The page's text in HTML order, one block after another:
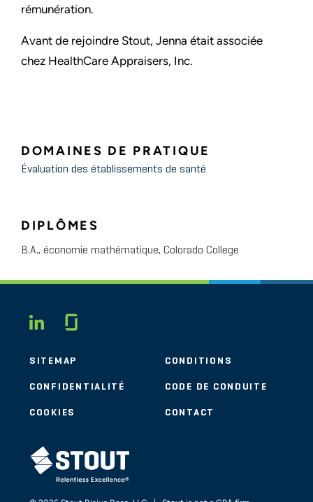
rémunération.
Avant de rejoindre Stout, Jenna était associée
chez HealthCare Appraisers, Inc.
DOMAINES DE PRATIQUE
Évaluation des établissements de santé
DIPLÔMES
B.A., économie mathématique, Colorado College
LINKEDIN
SITEMAP CONDITIONS
CONFIDENTIALITÉ CODE DE CONDUITE
COOKIES CONTACT
STOUT LOGO